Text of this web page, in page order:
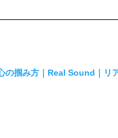
の掴み方｜Real Sound｜リ